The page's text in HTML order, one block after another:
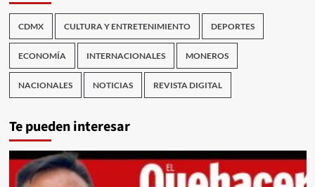
CDMX CULTURA Y ENTRETENIMIENTO DEPORTES
ECONOMÍA INTERNACIONALES MONEROS
NACIONALES NOTICIAS REVISTA DIGITAL
Te pueden interesar